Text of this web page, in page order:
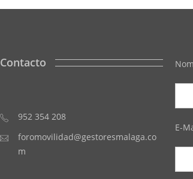
Contacto
952 354 208
foromovilidad@gestoresmalaga.co
m
E-